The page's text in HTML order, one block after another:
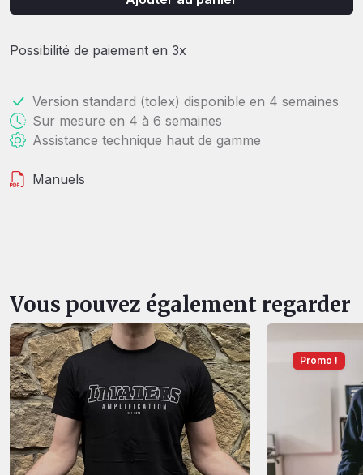
Possibilité de paiement en 3x
Version standard (tolex) disponible en 4 semaines
Sur mesure en 4 à 6 semaines
Assistance technique haut de gamme
Manuels
Vous pouvez également regarder
Promo !